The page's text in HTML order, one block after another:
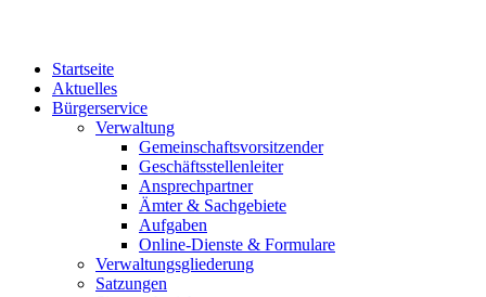
Startseite
Aktuelles
Bürgerservice
Verwaltung
Gemeinschaftsvorsitzender
Geschäftsstellenleiter
Ansprechpartner
Ämter & Sachgebiete
Aufgaben
Online-Dienste & Formulare
Verwaltungsgliederung
Satzungen